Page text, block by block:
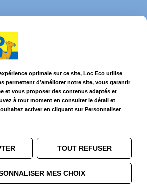
optimale sur ce site, Loc Eco utilise
permettent d’améliorer notre site, vous garantir
et vous proposer des contenus adaptés et
à tout moment en consulter le détail et
activer en cliquant sur Personnaliser
TOUT REFUSER
MES CHOIX